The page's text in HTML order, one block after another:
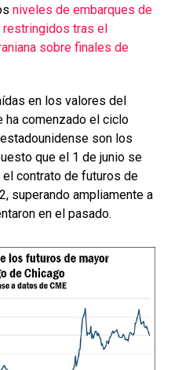
niveles de embarques de
restringidos tras el
sobre finales de
en los valores del
comenzado el ciclo
son los
que el 1 de junio se
contrato de futuros de
superando ampliamente a
en el pasado.